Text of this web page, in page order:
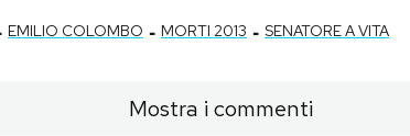
EMILIO COLOMBO - MORTI 2013 - SENATORE A VITA
Mostra i commenti